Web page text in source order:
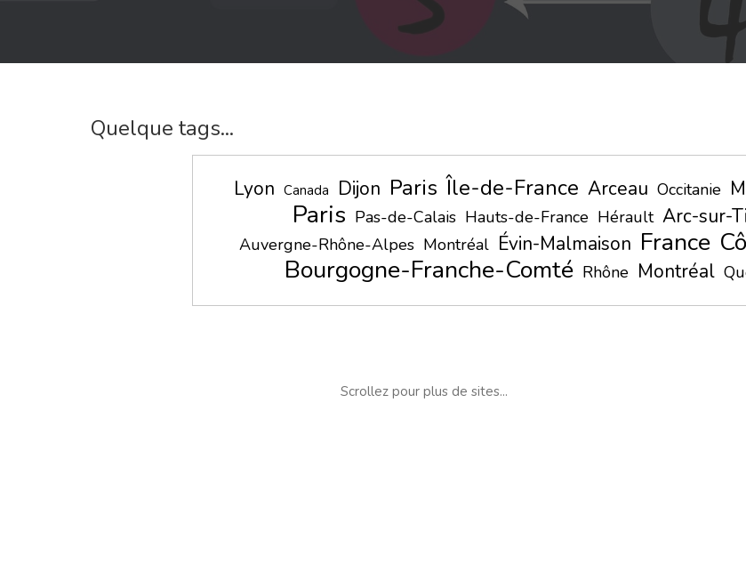
Quelque tags...
Lyon Canada Dijon Paris Île-de-France Arceau Occitanie
Paris Pas-de-Calais Hauts-de-France Hérault Arc-sur-
Auvergne-Rhône-Alpes Montréal Évin-Malmaison France
Bourgogne-Franche-Comté Rhône Montréal
Scrollez pour plus de sites...